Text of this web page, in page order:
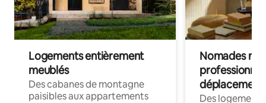
Logements entièrement
meublés
Des cabanes de montagne
paisibles aux appartements
Nomades
déplacement
Des